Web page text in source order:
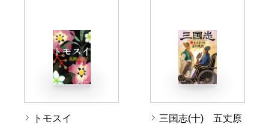
トモスイ
三国志(十) 五丈原